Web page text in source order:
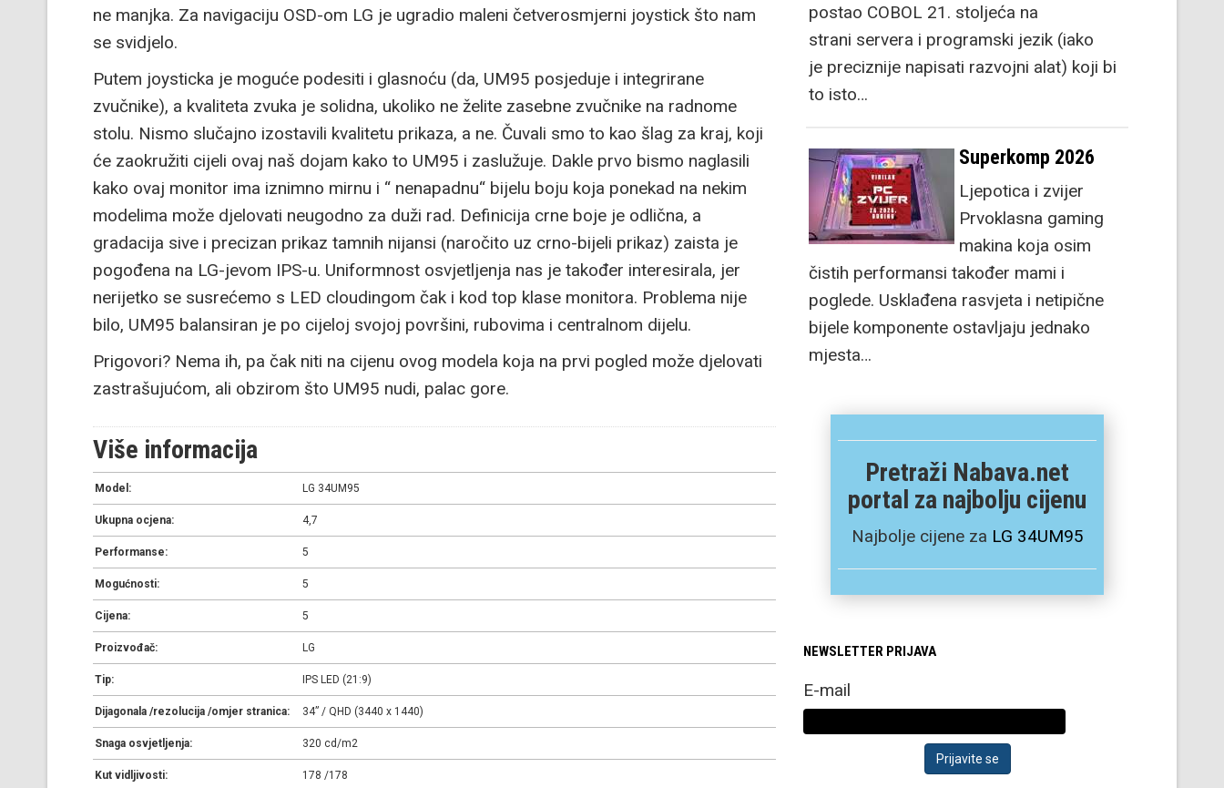
ne manjka. Za navigaciju OSD-om LG je ugradio maleni četverosmjerni joystick što nam
se svidjelo.
Putem joysticka je moguće podesiti i glasnoću (da, UM95 posjeduje i integrirane
zvučnike), a kvaliteta zvuka je solidna, ukoliko ne želite zasebne zvučnike na radnome
stolu. Nismo slučajno izostavili kvalitetu prikaza, a ne. Čuvali smo to kao šlag za kraj, koji
će zaokružiti cijeli ovaj naš dojam kako to UM95 i zaslužuje. Dakle prvo bismo naglasili
kako ovaj monitor ima iznimno mirnu i “ nenapadnu“ bijelu boju koja ponekad na nekim
modelima može djelovati neugodno za duži rad. Definicija crne boje je odlična, a
gradacija sive i precizan prikaz tamnih nijansi (naročito uz crno-bijeli prikaz) zaista je
pogođena na LG-jevom IPS-u. Uniformnost osvjetljenja nas je također interesirala, jer
nerijetko se susrećemo s LED cloudingom čak i kod top klase monitora. Problema nije
bilo, UM95 balansiran je po cijeloj svojoj površini, rubovima i centralnom dijelu.
Prigovori? Nema ih, pa čak niti na cijenu ovog modela koja na prvi pogled može djelovati
zastrašujućom, ali obzirom što UM95 nudi, palac gore.
Više informacija
Model: LG 34UM95
Ukupna ocjena: 4,7
Performanse: 5
Mogućnosti: 5
Cijena: 5
Proizvođač: LG
Tip: IPS LED (21:9)
Dijagonala /rezolucija /omjer stranica: 34” / QHD (3440 x 1440)
Snaga osvjetljenja: 320 cd/m2
Kut vidljivosti: 178 /178
postao COBOL 21. stoljeća na
strani servera i programski jezik (iako
je preciznije napisati razvojni alat) koji bi
to isto…
Superkomp 2026
Ljepotica i zvijer
Prvoklasna gaming
makina koja osim
čistih performansi također mami i
poglede. Usklađena rasvjeta i netipične
bijele komponente ostavljaju jednako
mjesta…
Pretraži Nabava.net
portal za najbolju cijenu
Najbolje cijene za LG 34UM95
NEWSLETTER PRIJAVA
E-mail